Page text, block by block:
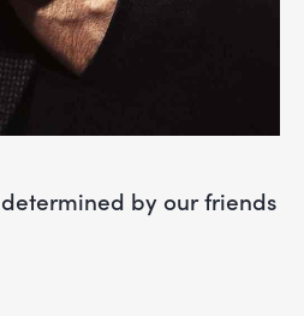
by our friends